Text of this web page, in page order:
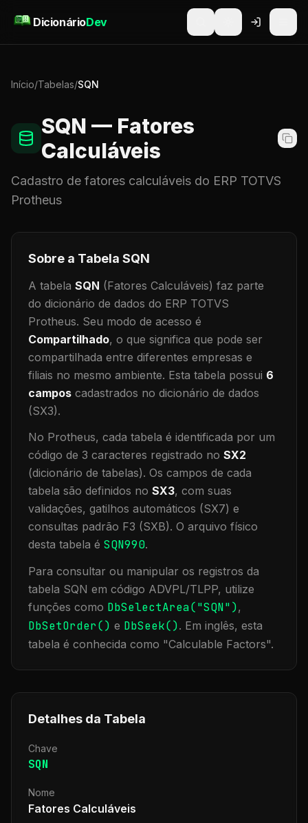
DicionárioDev
Início/Tabelas/SQN
SQN — Fatores
Calculáveis
Cadastro de fatores calculáveis do ERP TOTVS
Protheus
Sobre a Tabela SQN
A tabela SQN (Fatores Calculáveis) faz parte
do dicionário de dados do ERP TOTVS
Protheus. Seu modo de acesso é
Compartilhado, o que significa que pode ser
compartilhada entre diferentes empresas e
filiais no mesmo ambiente. Esta tabela possui 6
campos cadastrados no dicionário de dados
(SX3).
No Protheus, cada tabela é identificada por um
código de 3 caracteres registrado no SX2
(dicionário de tabelas). Os campos de cada
tabela são definidos no SX3, com suas
validações, gatilhos automáticos (SX7) e
consultas padrão F3 (SXB). O arquivo físico
desta tabela é SQN990.
Para consultar ou manipular os registros da
tabela SQN em código ADVPL/TLPP, utilize
funções como DbSelectArea("SQN"),
DbSetOrder() e DbSeek(). Em inglês, esta
tabela é conhecida como "Calculable Factors".
Detalhes da Tabela
Chave
SQN
Nome
Fatores Calculáveis